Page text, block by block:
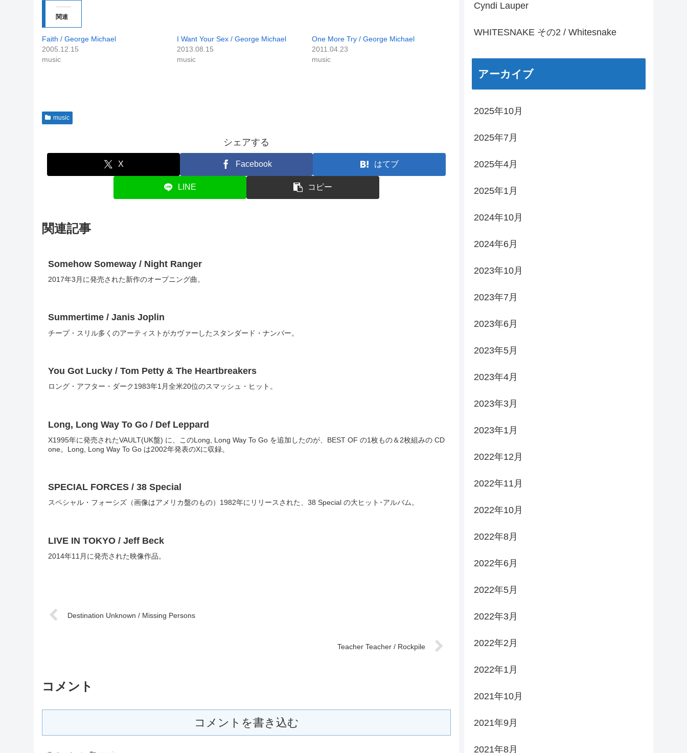
関連
Faith / George Michael
2005.12.15
music
I Want Your Sex / George Michael
2013.08.15
music
One More Try / George Michael
2011.04.23
music
music
シェアする
X Facebook はてブ
LINE コピー
関連記事
Somehow Someway / Night Ranger
2017年3月に発売された新作のオープニング曲。
Summertime / Janis Joplin
チープ・スリル多くのアーティストがカヴァーしたスタンダード・ナンバー。
You Got Lucky / Tom Petty & The Heartbreakers
ロング・アフター・ダーク1983年1月全米20位のスマッシュ・ヒット。
Long, Long Way To Go / Def Leppard
X1995年に発売されたVAULT(UK盤) に、このLong, Long Way To Go を追加したのが、BEST OF の1枚もの＆2枚組みの CD
one。Long, Long Way To Go は2002年発表のXに収録。
SPECIAL FORCES / 38 Special
スペシャル・フォーシズ（画像はアメリカ盤のもの）1982年にリリースされた、38 Special の大ヒット･アルバム。
LIVE IN TOKYO / Jeff Beck
2014年11月に発売された映像作品。
Destination Unknown / Missing Persons
Teacher Teacher / Rockpile
コメント
コメントを書き込む
Cyndi Lauper
WHITESNAKE その2 / Whitesnake
アーカイブ
2025年10月
2025年7月
2025年4月
2025年1月
2024年10月
2024年6月
2023年10月
2023年7月
2023年6月
2023年5月
2023年4月
2023年3月
2023年1月
2022年12月
2022年11月
2022年10月
2022年8月
2022年6月
2022年5月
2022年3月
2022年2月
2022年1月
2021年10月
2021年9月
2021年8月